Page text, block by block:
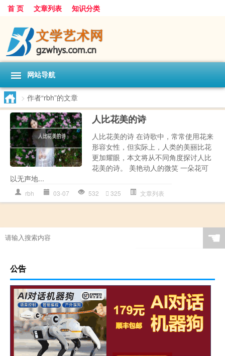
首 页 文章列表 知识分类
网站导航
> 作者“rbh”的文章
人比花美的诗
人比花美的诗 在诗歌中，常常使用花来
形容女性，但实际上，人类的美丽比花
更加耀眼，本文将从不同角度探讨人比
花美的诗。 美艳动人的微笑 一朵花可
以无声地...
rbh 03-07 532 325 文章列表
☚
公告